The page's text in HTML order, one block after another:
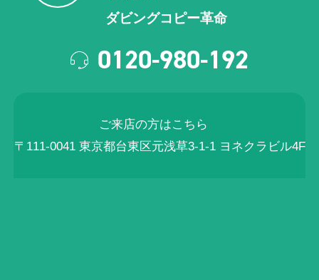
ダビングコピー革命
0120-980-192
ご来店の方はこちら
〒111-0041 東京都台東区元浅草3-1-1 ヨネクラビル4F